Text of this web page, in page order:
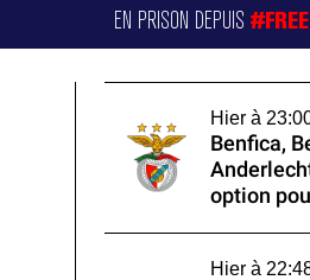
EN PRISON DEPUIS#FREE
Hier à
Benfica,
option
Hier à